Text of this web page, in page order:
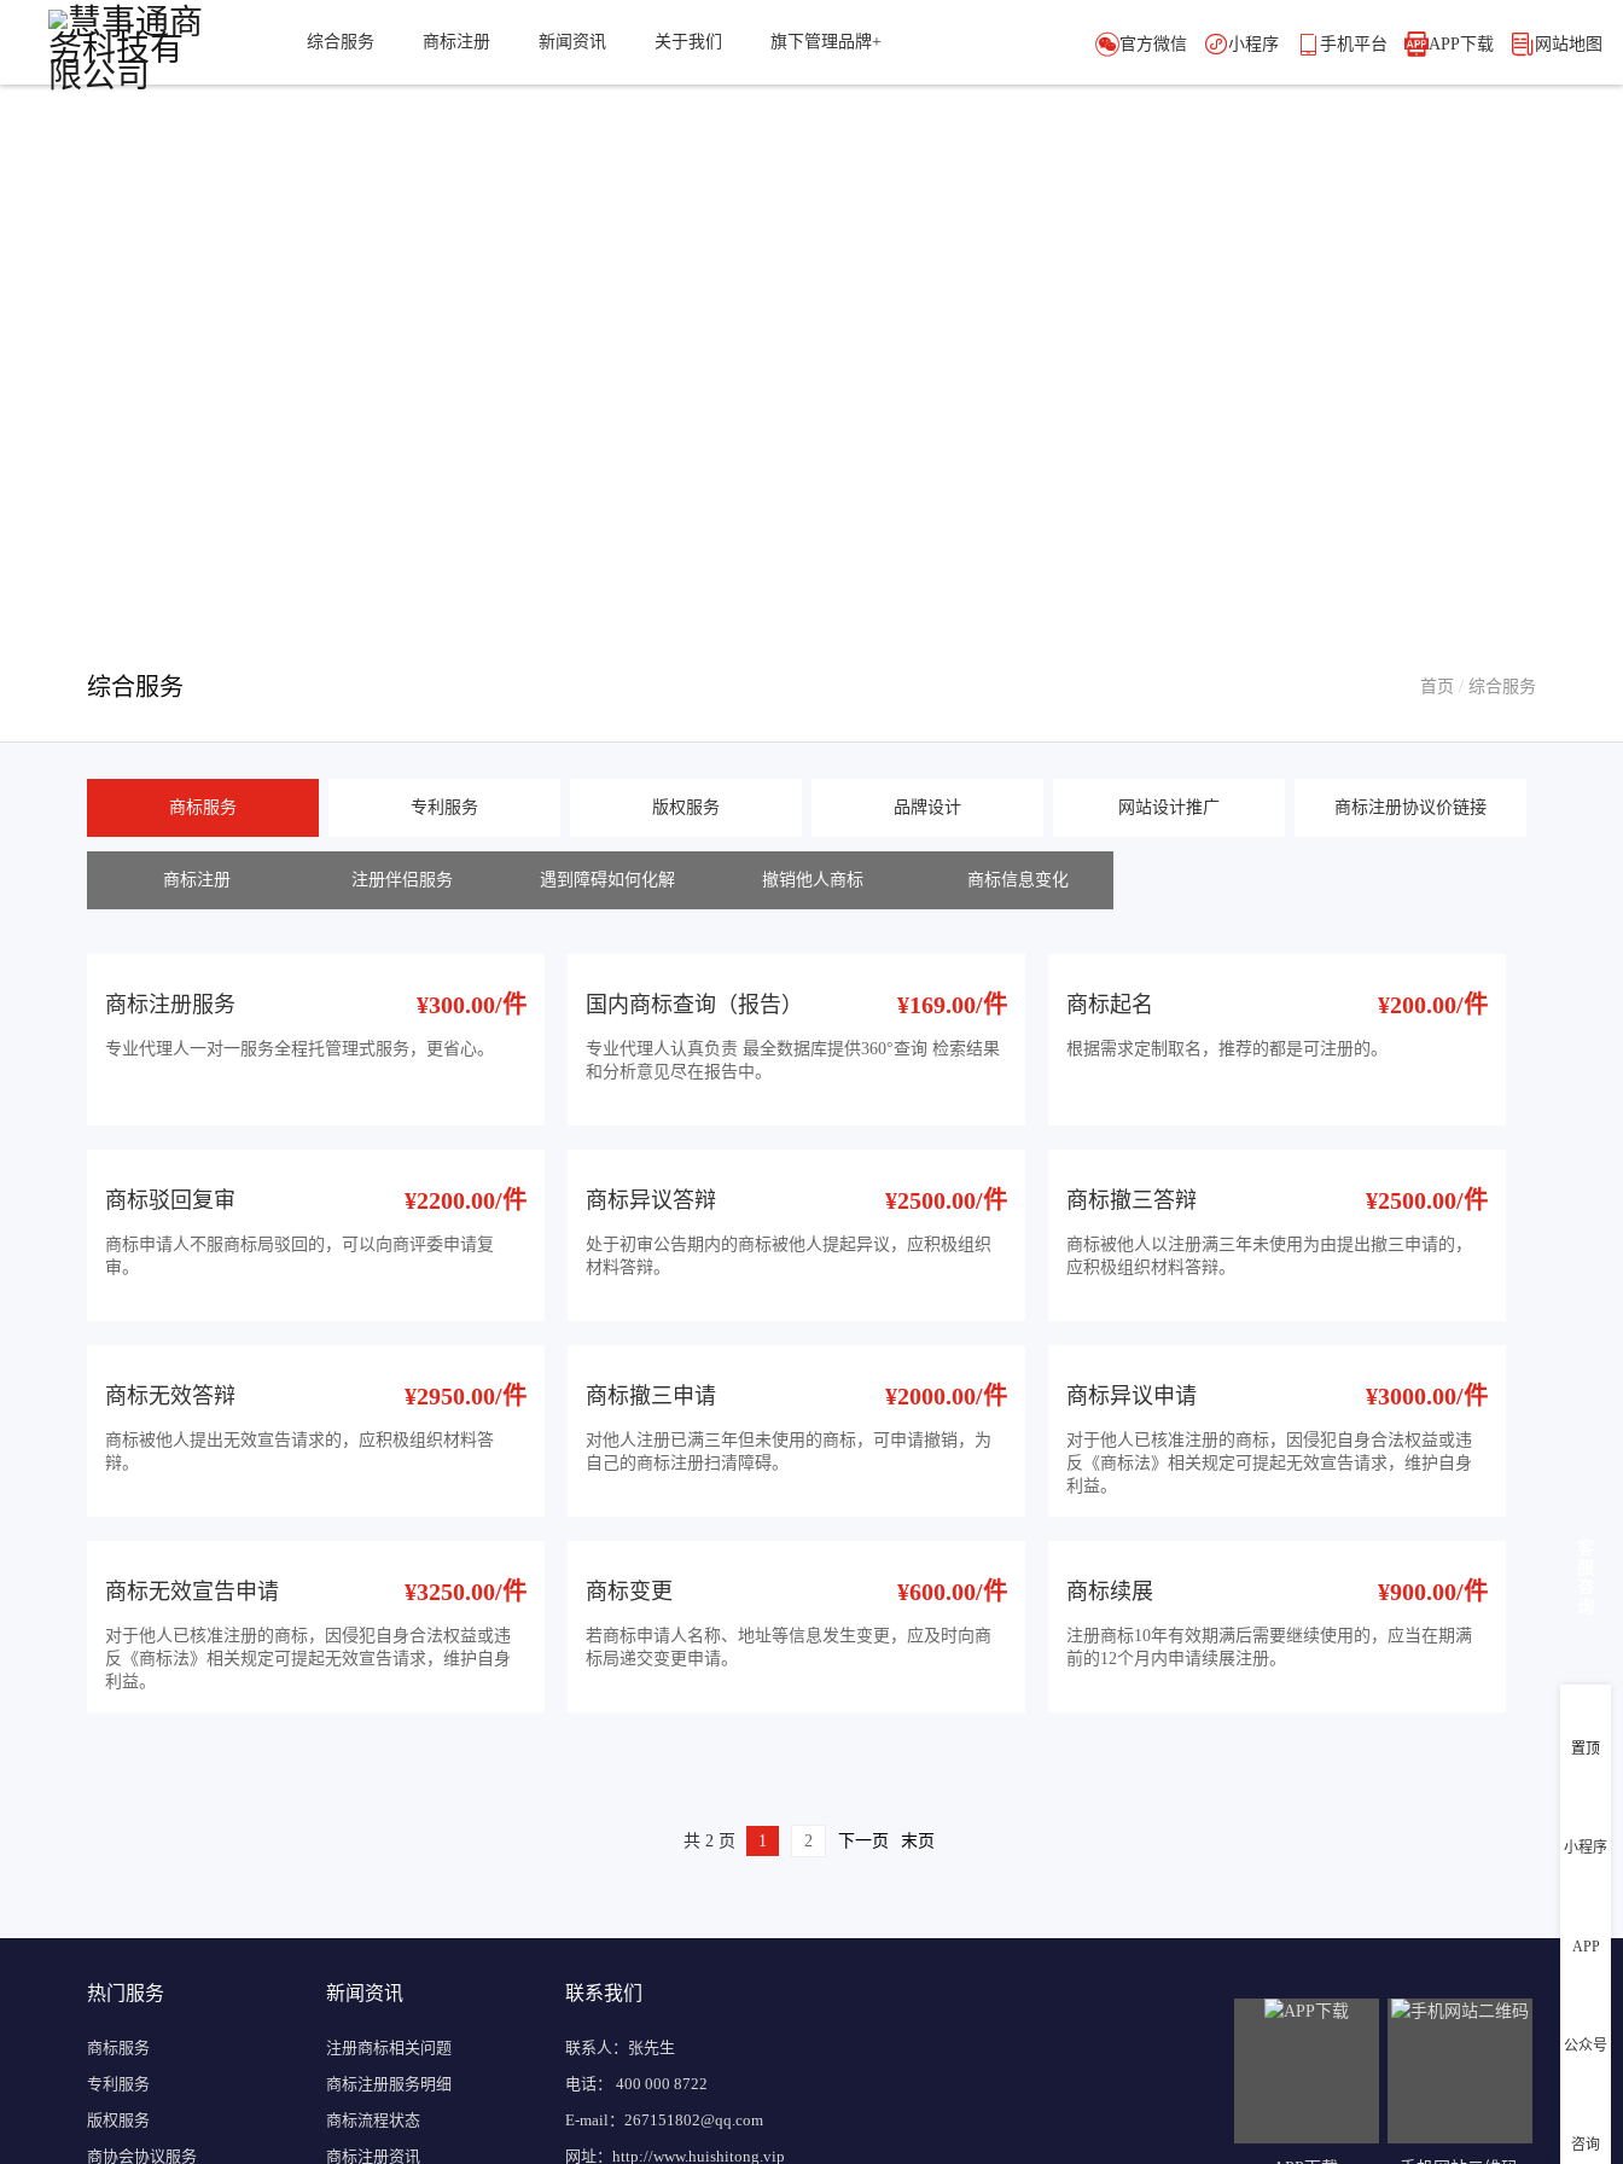
综合服务 商标注册 新闻资讯 关于我们 旗下管理品牌+ 官方微信 小程序  手机平台 APP下载  网站地图
综合服务 首页 / 综合服务
商标服务
商标注册 注册伴侣服务 遇到障碍如何化解 撤销他人商标 商标信息变化
专利服务 版权服务 品牌设计 网站设计推广 商标注册协议价链接
商标注册服务 ¥300.00/件
专业代理人一对一服务全程托管理式服务，更省心。
国内商标查询（报告） ¥169.00/件
专业代理人认真负责 最全数据库提供360°查询 检索结果
和分析意见尽在报告中。
商标起名 ¥200.00/件
根据需求定制取名，推荐的都是可注册的。
商标驳回复审 ¥2200.00/件
商标申请人不服商标局驳回的，可以向商评委申请复
审。
商标异议答辩 ¥2500.00/件
处于初审公告期内的商标被他人提起异议，应积极组织
材料答辩。
商标撤三答辩 ¥2500.00/件
商标被他人以注册满三年未使用为由提出撤三申请的，
应积极组织材料答辩。
商标无效答辩 ¥2950.00/件
商标被他人提出无效宣告请求的，应积极组织材料答
辩。
商标撤三申请 ¥2000.00/件
对他人注册已满三年但未使用的商标，可申请撤销，为
自己的商标注册扫清障碍。
商标异议申请 ¥3000.00/件
对于他人已核准注册的商标，因侵犯自身合法权益或违
反《商标法》相关规定可提起无效宣告请求，维护自身
利益。
商标无效宣告申请 ¥3250.00/件
对于他人已核准注册的商标，因侵犯自身合法权益或违
反《商标法》相关规定可提起无效宣告请求，维护自身
利益。
商标变更 ¥600.00/件
若商标申请人名称、地址等信息发生变更，应及时向商
标局递交变更申请。
商标续展 ¥900.00/件
注册商标10年有效期满后需要继续使用的，应当在期满
前的12个月内申请续展注册。
共 2 页 1 2 下一页 末页
热门服务
商标服务
专利服务
版权服务
商协会协议服务
新闻资讯
注册商标相关问题
商标注册服务明细
商标流程状态
商标注册资讯
联系我们
联系人：张先生
电话： 400 000 8722
E-mail： 267151802@qq.com
网址：http://www.huishitong.vip
置顶
小程序
APP
公众号
咨询